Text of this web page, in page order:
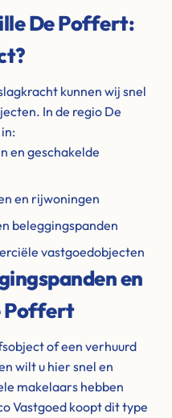
De Poffert:
kunnen wij snel
In de regio De
en geschakelde
en rijwoningen
beleggingspanden
vastgoedobjecten
en
Poffert
of een verhuurd
wilt u hier snel en
makelaars hebben
Vastgoed koopt dit type